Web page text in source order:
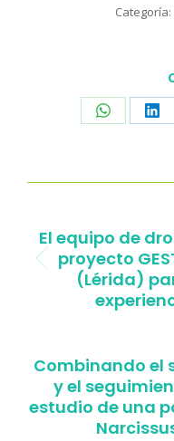
Categoría:
Share
Navegación
El equipo de
proyecto
(Lérida)
Combinando el
y el
estudio de una